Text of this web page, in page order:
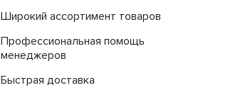
Широкий ассортимент товаров
Профессиональная помощь
менеджеров
Быстрая доставка